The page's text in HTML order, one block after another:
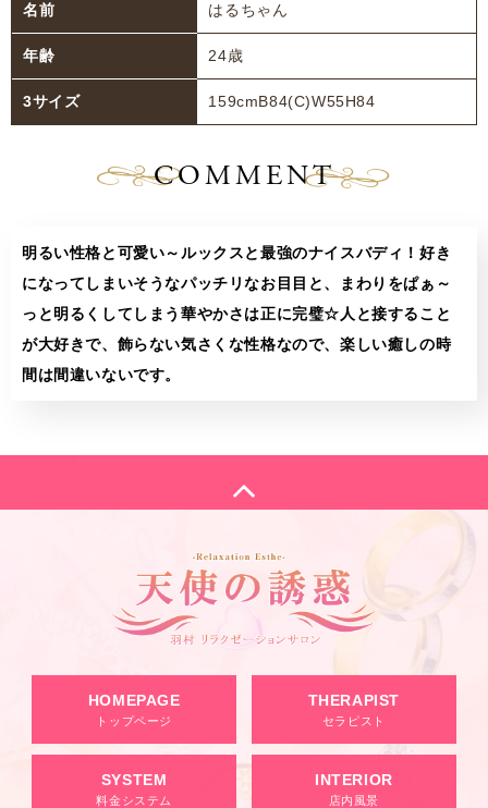
名前 はるちゃん
年齢 24歳
3サイズ 159cmB84(C)W55H84
COMMENT
明るい性格と可愛い～ルックスと最強のナイスバディ！好き
になってしまいそうなパッチリなお目目と、まわりをぱぁ～
っと明るくしてしまう華やかさは正に完璧☆人と接すること
が大好きで、飾らない気さくな性格なので、楽しい癒しの時
間は間違いないです。
HOMEPAGE
トップページ
THERAPIST
セラピスト
SYSTEM
料金システム
INTERIOR
店内風景